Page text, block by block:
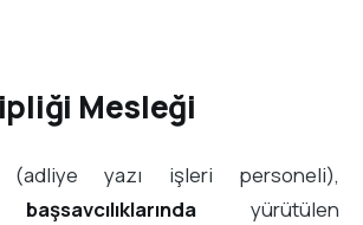
Mesleği
(adliye yazı işleri personeli),
yürütülen